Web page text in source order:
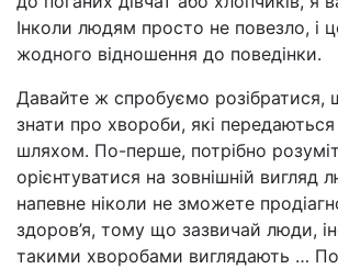
Інколи людям просто не повезло, і
жодного відношення до поведінки.
Давайте ж спробуємо розібратися,
знати про хвороби, які
шляхом. По-перше, потрібно
орієнтуватися на зовнішній вигляд
напевне ніколи не зможете
здоров’я, тому що зазвичай люди,
такими хворобами виглядають …